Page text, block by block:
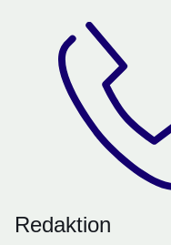
Redaktion